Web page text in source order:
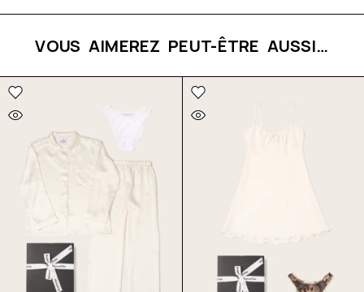
VOUS AIMEREZ PEUT-ÊTRE AUSSI…